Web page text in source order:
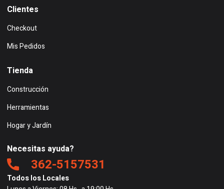
Clientes
Checkout
Mis Pedidos
Tienda
Construcción
Herramientas
Hogar y Jardín
Necesitas ayuda?
362-5157531
Todos los Locales